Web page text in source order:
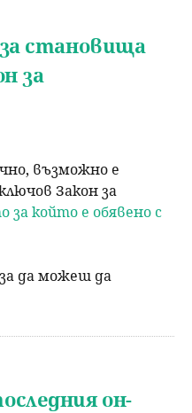
становища
за
възможно е
Закон за
за който е обявено с
да можеш да
он-